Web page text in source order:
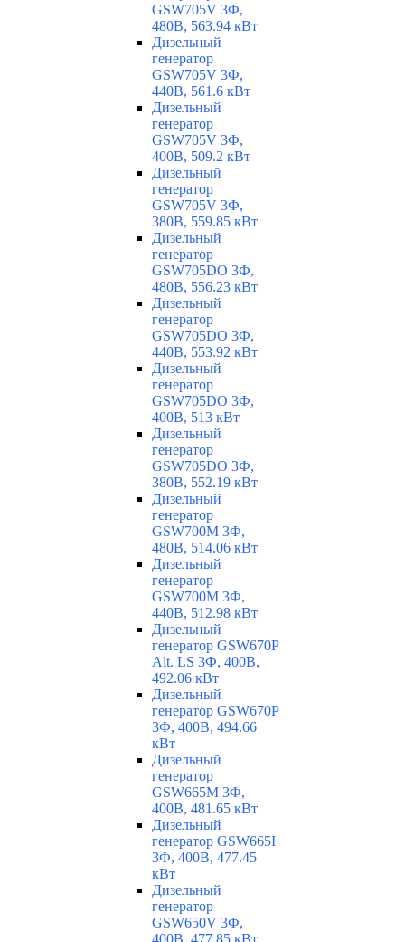
GSW705V 3Ф,
480В, 563.94 кВт
Дизельный
генератор
GSW705V 3Ф,
440В, 561.6 кВт
Дизельный
генератор
GSW705V 3Ф,
400В, 509.2 кВт
Дизельный
генератор
GSW705V 3Ф,
380В, 559.85 кВт
Дизельный
генератор
GSW705DO 3Ф,
480В, 556.23 кВт
Дизельный
генератор
GSW705DO 3Ф,
440В, 553.92 кВт
Дизельный
генератор
GSW705DO 3Ф,
400В, 513 кВт
Дизельный
генератор
GSW705DO 3Ф,
380В, 552.19 кВт
Дизельный
генератор
GSW700M 3Ф,
480В, 514.06 кВт
Дизельный
генератор
GSW700M 3Ф,
440В, 512.98 кВт
Дизельный
генератор GSW670P
Alt. LS 3Ф, 400В,
492.06 кВт
Дизельный
генератор GSW670P
3Ф, 400В, 494.66
кВт
Дизельный
генератор
GSW665M 3Ф,
400В, 481.65 кВт
Дизельный
генератор GSW665I
3Ф, 400В, 477.45
кВт
Дизельный
генератор
GSW650V 3Ф,